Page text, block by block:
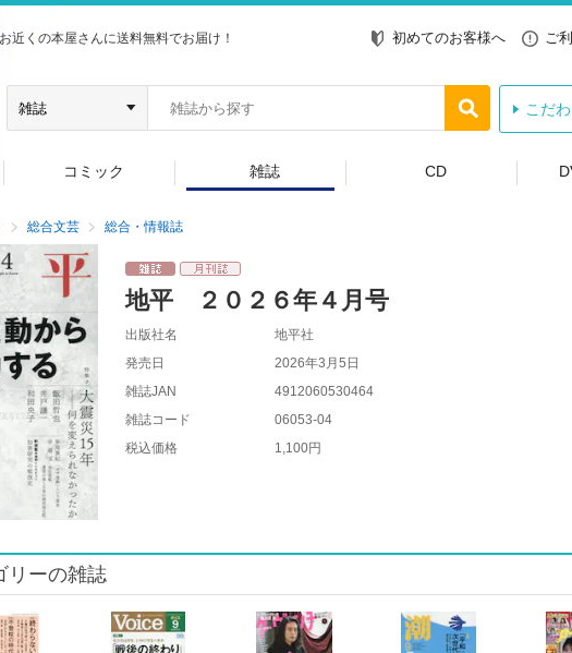
近くの本屋さんに送料無料でお届け！ 初めてのお客様へ ご
こだ
コミック 雑誌 CD
総合文芸 総合・情報誌
地平 ２０２６年４月号
出版社名
地平社
発売日
2026年3月5日
雑誌JAN
4912060530464
雑誌コード
06053-04
税込価格
1,100円
リーの雑誌